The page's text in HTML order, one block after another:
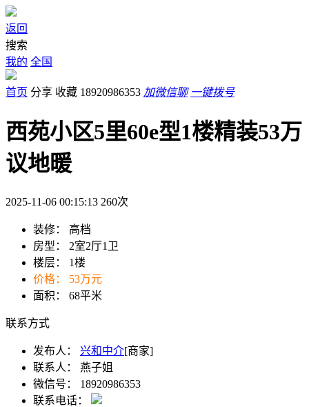
返回
搜索
我的 全国
首页 分享 收藏 18920986353 加微信聊 一键拨号
西苑小区5里60e型1楼精装53万
议地暖
2025-11-06 00:15:13 260次
装修：
高档
房型：
2室2厅1卫
楼层：
1楼
价格：
53万元
面积：
68平米
联系方式
发布人： 兴和中介[商家]
联系人：
燕子姐
微信号：
18920986353
联系电话：